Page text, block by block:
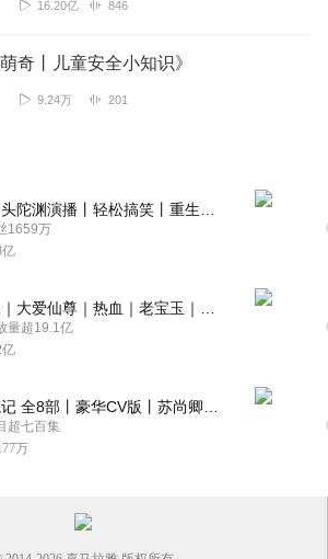
16.20亿 846
萌奇丨儿童安全小知识》
9.24万 201
1659万
亿
量超19.1亿
亿
超七百集
万